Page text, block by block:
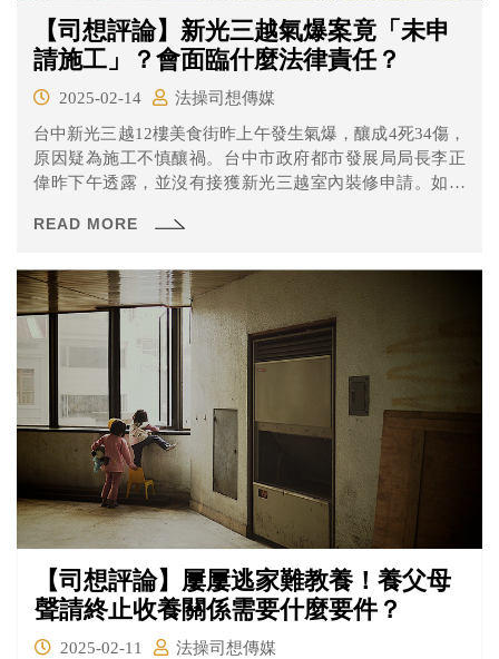
【司想評論】新光三越氣爆案竟「未申
請施工」？會面臨什麼法律責任？
2025-02-14
法操司想傳媒
台中新光三越12樓美食街昨上午發生氣爆，釀成4死34傷，
原因疑為施工不慎釀禍。台中市政府都市發展局局長李正
偉昨下午透露，並沒有接獲新光三越室內裝修申請。如果
讓法操為您分析。
READ MORE
【司想評論】屢屢逃家難教養！養父母
聲請終止收養關係需要什麼要件？
2025-02-11
法操司想傳媒